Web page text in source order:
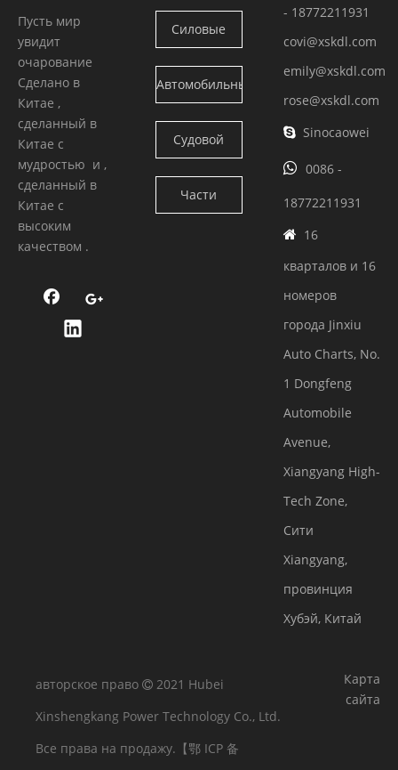
Пусть мир
увидит
очарование
Сделано в
Китае ,
сделанный в
Китае с
мудростью и ,
сделанный в
Китае с
высоким
качеством .
двигатель
Камминс
Силовые
блоки
Камминс
Автомобильный
двигатель
Камминс
Судовой
двигатель
Камминс
Части
- 18772211931
covi@xskdl.com
emily@xskdl.com
rose@xskdl.com
 Sinocaowei
 0086 -
18772211931
 16
кварталов и 16
номеров
города Jinxiu
Auto Charts, No.
1 Dongfeng
Automobile
Avenue,
Xiangyang High-
Tech Zone,
Сити
Xiangyang,
провинция
Хубэй, Китай
авторское право  2021 Hubei
Xinshengkang Power Technology Co., Ltd.
Все права на продажу. 【鄂 ICP 备
Карта
сайта